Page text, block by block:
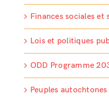
Finances sociales et
Lois et politiques
ODD Programme
Peuples